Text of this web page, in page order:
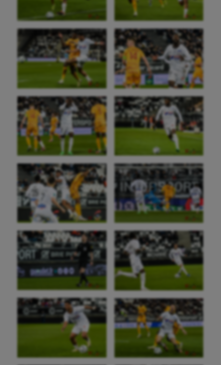
Aéronautique
Athlétisme
Auto
Aviron
Balle à la main
Ballon au poing
Baseball
Billard
Boules lyonnaises
Canoë-kayak
Cerf Volant
Cheerleading
Course à pied
Crossfit